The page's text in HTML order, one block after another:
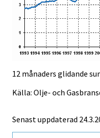
12 månaders glidande
Källa: Olje- och
Senast uppdaterad